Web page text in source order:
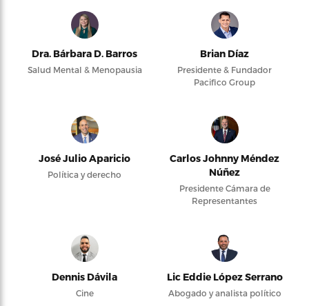
Dra. Bárbara D. Barros
Salud Mental & Menopausia
Brian Díaz
Presidente & Fundador
Pacifico Group
José Julio Aparicio
Política y derecho
Carlos Johnny Méndez
Núñez
Presidente Cámara de
Representantes
Dennis Dávila
Cine
Lic Eddie López Serrano
Abogado y analista político